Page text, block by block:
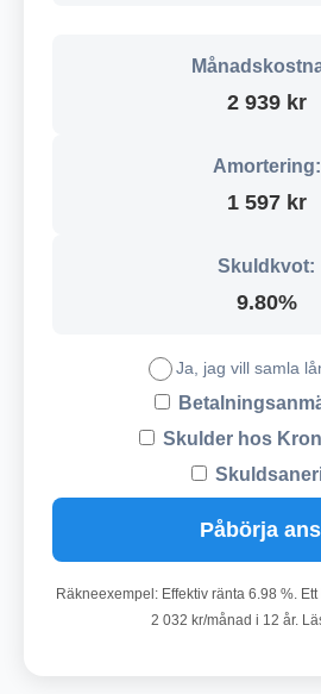
2 939 kr
Amortering:
1 597 kr
Skuldkvot:
9.80%
Ja, jag vill samla
Skulder hos
Påbörja
Räkneexempel: Effektiv ränta 6.98 %.
2 032 kr/månad i 12 år.